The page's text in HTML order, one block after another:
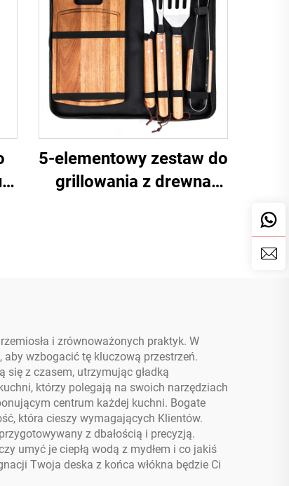
5-elementowy zestaw do
grillowania z drewna
i zrównoważonych praktyk. W
aby wzbogacić tę kluczową przestrzeń.
z czasem, utrzymując gładką
którzy polegają na swoich narzędziach
centrum każdej kuchni. Bogate
która cieszy wymagających Klientów.
z dbałością i precyzją.
umyć je ciepłą wodą z mydłem i co jakiś
Twoja deska z końca włókna będzie Ci